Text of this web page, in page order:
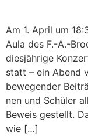
Am 1. April um
Aula des F.-A.-
diesjährige
statt – ein Abend
bewe­gen­der
nen und Schüler
Beweis gestellt.
wie […]